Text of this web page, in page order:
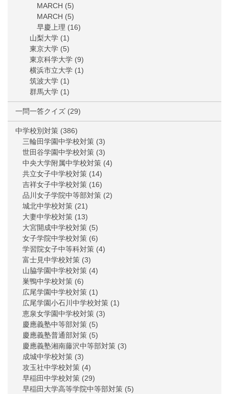
MARCH (5)
MARCH (5)
早慶上理 (16)
山梨大学 (1)
東京大学 (5)
東京科学大学 (9)
横浜市立大学 (1)
筑波大学 (1)
群馬大学 (1)
一問一答クイズ (29)
中学校別対策 (386)
三輪田学園中学校対策 (3)
世田谷学園中学校対策 (3)
中央大学附属中学校対策 (4)
共立女子中学校対策 (14)
吉祥女子中学校対策 (16)
品川女子学院中等部対策 (2)
城北中学校対策 (21)
大妻中学校対策 (13)
大宮開成中学校対策 (5)
女子学院中学校対策 (6)
学習院女子中等科対策 (4)
富士見中学校対策 (3)
山脇学園中学校対策 (4)
巣鴨中学校対策 (6)
広尾学園中学校対策 (1)
広尾学園小石川中学校対策 (1)
恵泉女学園中学校対策 (3)
慶應義塾中等部対策 (5)
慶應義塾普通部対策 (5)
慶應義塾湘南藤沢中等部対策 (3)
成城中学校対策 (3)
攻玉社中学校対策 (4)
早稲田中学校対策 (29)
早稲田大学高等学院中等部対策 (5)